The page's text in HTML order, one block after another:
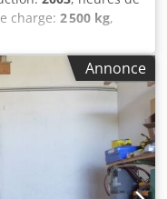
charge: 2 500 kg,
carburant:
de construction:
élévateur
: 2003 Capacité : 2
Hauteur de passage :
(SIDESHIFT) ; 4
2009 ; chargeur
organiser un essai.
Annonce